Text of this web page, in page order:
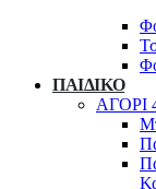
ΠΑΙΔΙΚΟ
ΑΓΟΡΙ